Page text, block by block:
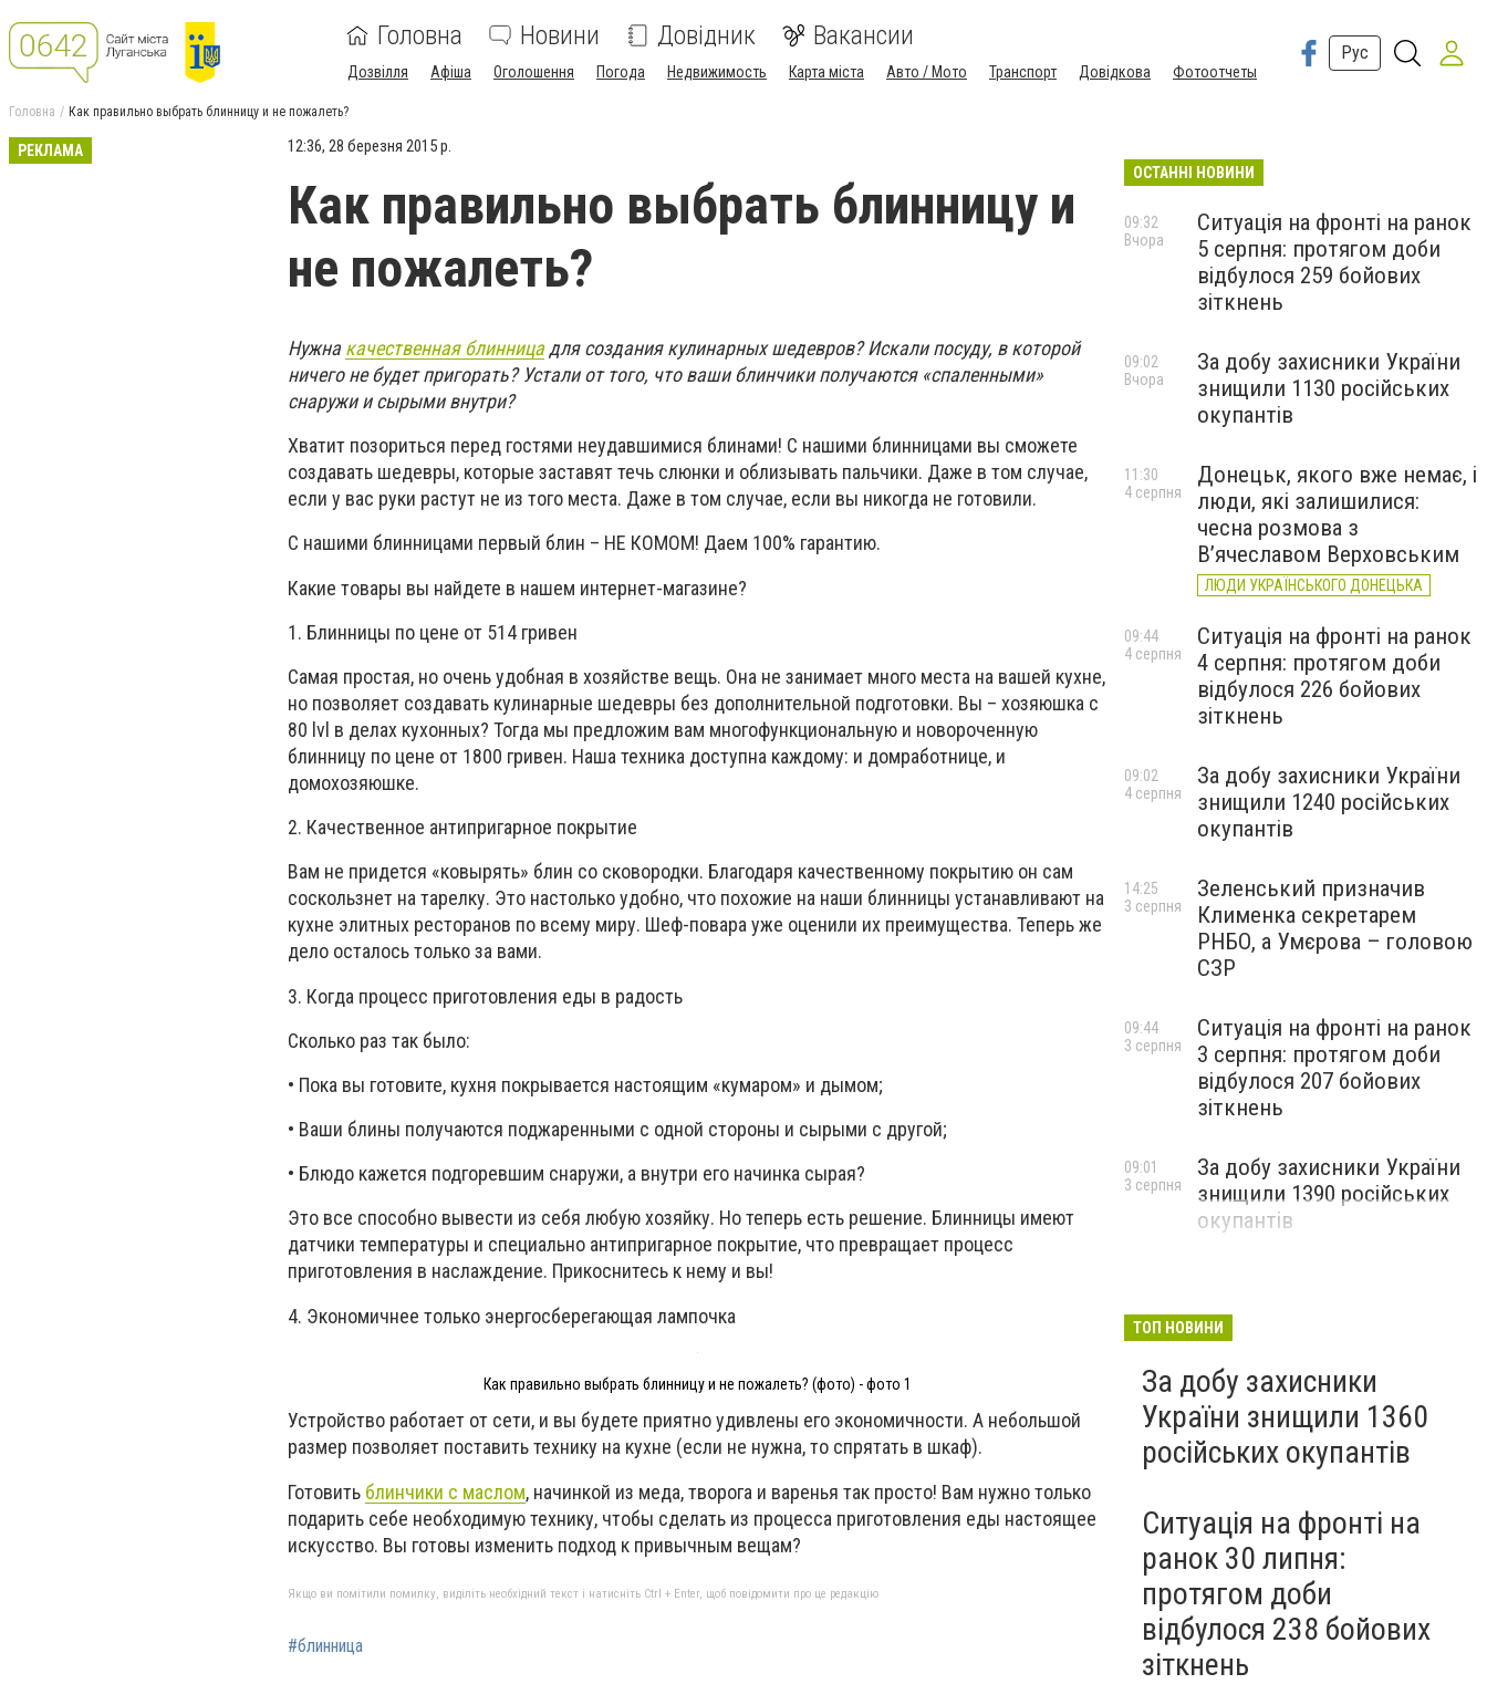
Головна Новини Довідник Вакансии
Дозвілля Афіша Оголошення Погода Недвижимость Карта міста Авто / Мото Транспорт Довідкова Фотоотчеты
Рус
Головна Как правильно выбрать блинницу и не пожалеть?
РЕКЛАМА 12:36, 28 березня 2015 р.
Как правильно выбрать блинницу и
не пожалеть?
Нужнакачественная блинницадля создания кулинарных шедевров? Искали посуду, в которой
ничего не будет пригорать? Устали от того, что ваши блинчики получаются «спаленными»
снаружи и сырыми внутри?
Хватит позориться перед гостями неудавшимися блинами! С нашими блинницами вы сможете
создавать шедевры, которые заставят течь слюнки и облизывать пальчики. Даже в том случае,
если у вас руки растут не из того места. Даже в том случае, если вы никогда не готовили.
С нашими блинницами первый блин – НЕ КОМОМ! Даем 100% гарантию.
Какие товары вы найдете в нашем интернет-магазине?
1. Блинницы по цене от 514 гривен
Самая простая, но очень удобная в хозяйстве вещь. Она не занимает много места на вашей кухне,
но позволяет создавать кулинарные шедевры без дополнительной подготовки. Вы – хозяюшка с
80 lvl в делах кухонных? Тогда мы предложим вам многофункциональную и новороченную
блинницу по цене от 1800 гривен. Наша техника доступна каждому: и домработнице, и
домохозяюшке.
2. Качественное антипригарное покрытие
Вам не придется «ковырять» блин со сковородки. Благодаря качественному покрытию он сам
соскользнет на тарелку. Это настолько удобно, что похожие на наши блинницы устанавливают на
кухне элитных ресторанов по всему миру. Шеф-повара уже оценили их преимущества. Теперь же
дело осталось только за вами.
3. Когда процесс приготовления еды в радость
Сколько раз так было:
• Пока вы готовите, кухня покрывается настоящим «кумаром» и дымом;
• Ваши блины получаются поджаренными с одной стороны и сырыми с другой;
• Блюдо кажется подгоревшим снаружи, а внутри его начинка сырая?
Это все способно вывести из себя любую хозяйку. Но теперь есть решение. Блинницы имеют
датчики температуры и специально антипригарное покрытие, что превращает процесс
приготовления в наслаждение. Прикоснитесь к нему и вы!
4. Экономичнее только энергосберегающая лампочка
Как правильно выбрать блинницу и не пожалеть? (фото) - фото 1
Устройство работает от сети, и вы будете приятно удивлены его экономичности. А небольшой
размер позволяет поставить технику на кухне (если не нужна, то спрятать в шкаф).
Готовить блинчики с маслом, начинкой из меда, творога и варенья так просто! Вам нужно только
подарить себе необходимую технику, чтобы сделать из процесса приготовления еды настоящее
искусство. Вы готовы изменить подход к привычным вещам?
Якщо ви помітили помилку, виділіть необхідний текст і натисніть Ctrl + Enter, щоб повідомити про це редакцію
#блинница
ОСТАННІ НОВИНИ
Ситуація на фронті на ранок
5 серпня: протягом доби
відбулося 259 бойових
зіткнень
09:32
Вчора
За добу захисники України
знищили 1130 російських
окупантів
09:02
Вчора
Донецьк, якого вже немає, і
люди, які залишилися:
чесна розмова з
В’ячеславом Верховським
ЛЮДИ УКРАЇНСЬКОГО ДОНЕЦЬКА
11:30
4 серпня
Ситуація на фронті на ранок
4 серпня: протягом доби
відбулося 226 бойових
зіткнень
09:44
4 серпня
За добу захисники України
знищили 1240 російських
окупантів
09:02
4 серпня
Зеленський призначив
Клименка секретарем
РНБО, а Умєрова – головою
СЗР
14:25
3 серпня
Ситуація на фронті на ранок
3 серпня: протягом доби
відбулося 207 бойових
зіткнень
09:44
3 серпня
За добу захисники України
знищили 1390 російських
окупантів
09:01
3 серпня
ТОП НОВИНИ
За добу захисники
України знищили 1360
російських окупантів
Ситуація на фронті на
ранок 30 липня:
протягом доби
відбулося 238 бойових
зіткнень